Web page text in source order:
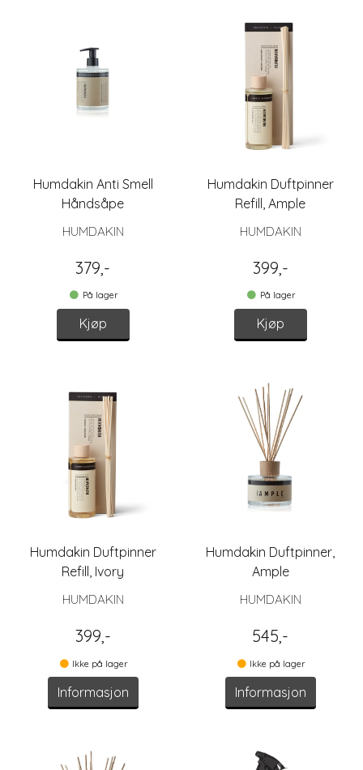
Humdakin Anti Smell
Håndsåpe
HUMDAKIN
379,-
På lager
Kjøp
Humdakin Duftpinner
Refill, Ample
HUMDAKIN
399,-
På lager
Kjøp
Humdakin Duftpinner
Refill, Ivory
HUMDAKIN
399,-
Ikke på lager
Informasjon
Humdakin Duftpinner,
Ample
HUMDAKIN
545,-
Ikke på lager
Informasjon